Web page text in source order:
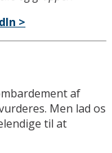
>
af
Men lad os
til at